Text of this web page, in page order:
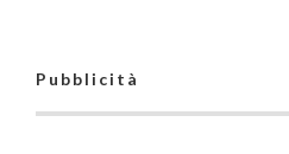
Pubblicità